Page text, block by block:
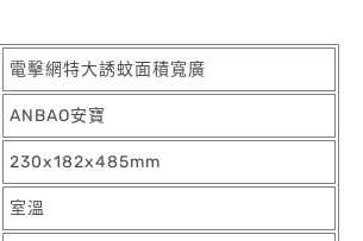
電擊網特大誘蚊面積寬廣
ANBAO安寶
230x182x485mm
室溫